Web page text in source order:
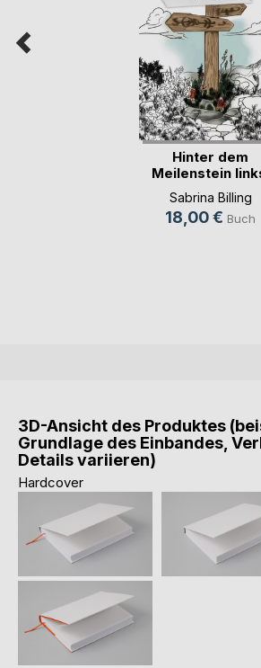
Hinter dem
Meilenstein
Life(...)
Sabrina Billing
18,00 € Buch
3D-Ansicht des Produktes
Grundlage des Einbandes,
Details variieren)
Hardcover